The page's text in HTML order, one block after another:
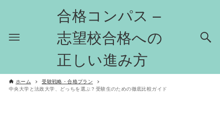
合格コンパス –
志望校合格への
正しい進み方
ホーム
受験戦略・合格プラン
中央大学と法政大学、どっちを選ぶ？受験生のための徹底比較ガイド